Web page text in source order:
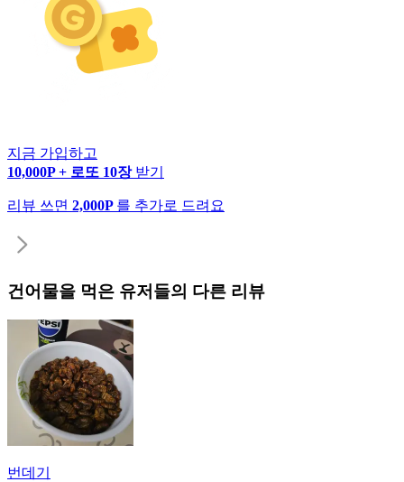
지금 가입하고
10,000P + 로또 10장 받기
리뷰 쓰면 2,000P 를 추가로 드려요
건어물을 먹은 유저들의 다른 리뷰
번데기